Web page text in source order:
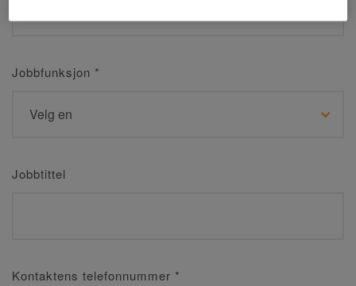
Jobbfunksjon *
Jobbtittel
Kontaktens telefonnummer *